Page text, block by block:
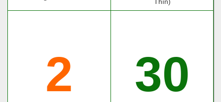
2 30